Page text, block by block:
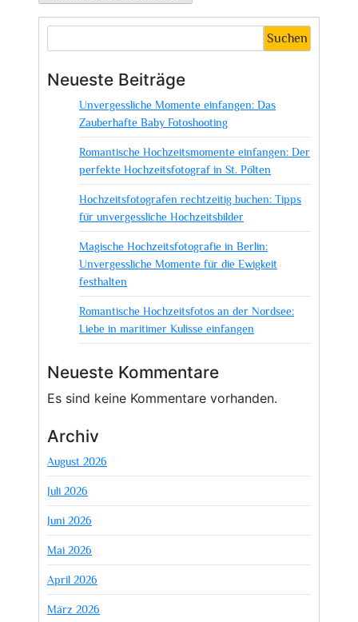
Suchen
Neueste Beiträge
Unvergessliche Momente einfangen: Das
Zauberhafte Baby Fotoshooting
Romantische Hochzeitsmomente einfangen: Der
perfekte Hochzeitsfotograf in St. Pölten
Hochzeitsfotografen rechtzeitig buchen: Tipps
für unvergessliche Hochzeitsbilder
Magische Hochzeitsfotografie in Berlin:
Unvergessliche Momente für die Ewigkeit
festhalten
Romantische Hochzeitsfotos an der Nordsee:
Liebe in maritimer Kulisse einfangen
Neueste Kommentare
Es sind keine Kommentare vorhanden.
Archiv
August 2026
Juli 2026
Juni 2026
Mai 2026
April 2026
März 2026